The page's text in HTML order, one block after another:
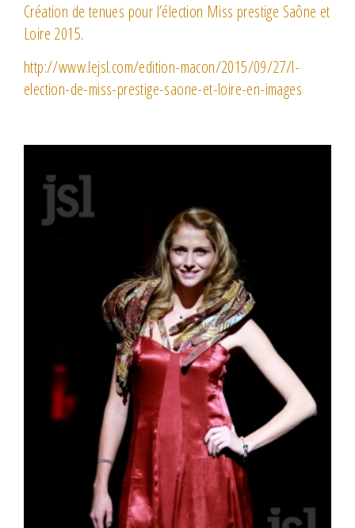
Création de tenues pour l’élection Miss prestige Saône et
Loire 2015.
http://www.lejsl.com/edition-macon/2015/09/27/l-
election-de-miss-prestige-saone-et-loire-en-images